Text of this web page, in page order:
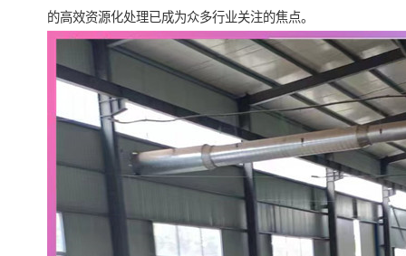
的高效资源化处理已成为众多行业关注的焦点。